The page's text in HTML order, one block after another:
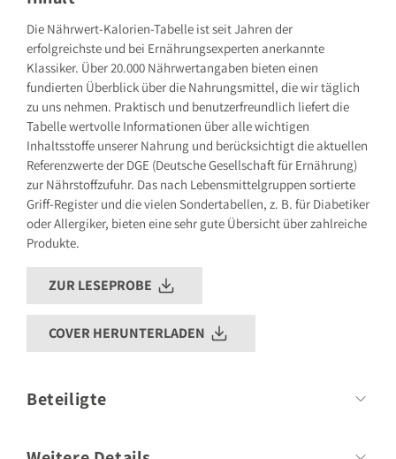
Deutschland
Sicherheitshinweis entsprechend Art. 9 Abs. 7 S. 2 der
entbehrlich
Die Nährwert-Kalorien-Tabelle ist seit Jahren der
erfolgreichste und bei Ernährungsexperten anerkannte
Klassiker. Über 20.000 Nährwertangaben bieten einen
fundierten Überblick über die Nahrungsmittel, die wir täglich
zu uns nehmen. Praktisch und benutzerfreundlich liefert die
Tabelle wertvolle Informationen über alle wichtigen
Inhaltsstoffe unserer Nahrung und berücksichtigt die aktuellen
Referenzwerte der DGE (Deutsche Gesellschaft für Ernährung)
zur Nährstoffzufuhr. Das nach Lebensmittelgruppen sortierte
Griff-Register und die vielen Sondertabellen, z. B. für Diabetiker
oder Allergiker, bieten eine sehr gute Übersicht über zahlreiche
Produkte.
ZUR LESEPROBE
COVER HERUNTERLADEN
Beteiligte